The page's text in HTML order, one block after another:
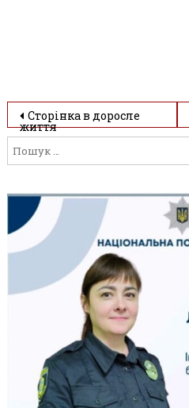
Навігація
записів
Сторінка в доросле
життя